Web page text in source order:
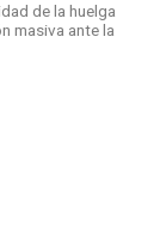
de la huelga
masiva ante la